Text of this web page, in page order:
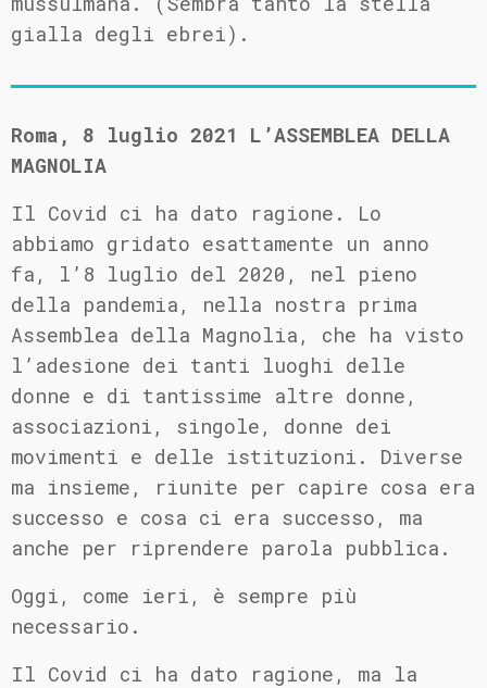
gialla degli ebrei).
Roma, 8 luglio 2021 L’ASSEMBLEA DELLA
MAGNOLIA
Il Covid ci ha dato ragione. Lo
abbiamo gridato esattamente un anno
fa, l’8 luglio del 2020, nel pieno
della pandemia, nella nostra prima
Assemblea della Magnolia, che ha visto
l’adesione dei tanti luoghi delle
donne e di tantissime altre donne,
associazioni, singole, donne dei
movimenti e delle istituzioni. Diverse
ma insieme, riunite per capire cosa era
successo e cosa ci era successo, ma
anche per riprendere parola pubblica.
Oggi, come ieri, è sempre più
necessario.
Il Covid ci ha dato ragione, ma la